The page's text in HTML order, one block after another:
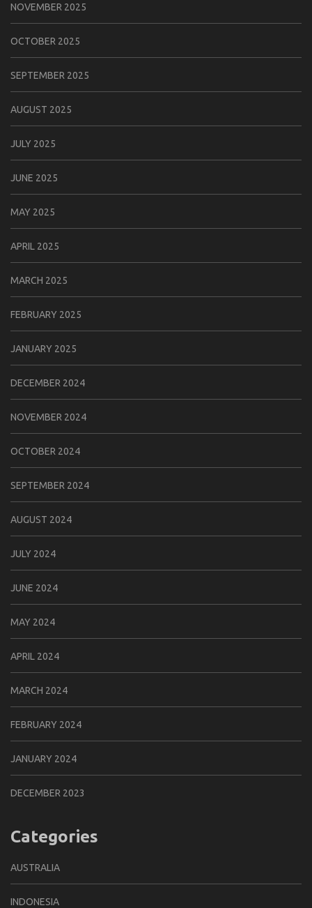
NOVEMBER 2025
OCTOBER 2025
SEPTEMBER 2025
AUGUST 2025
JULY 2025
JUNE 2025
MAY 2025
APRIL 2025
MARCH 2025
FEBRUARY 2025
JANUARY 2025
DECEMBER 2024
NOVEMBER 2024
OCTOBER 2024
SEPTEMBER 2024
AUGUST 2024
JULY 2024
JUNE 2024
MAY 2024
APRIL 2024
MARCH 2024
FEBRUARY 2024
JANUARY 2024
DECEMBER 2023
Categories
AUSTRALIA
INDONESIA